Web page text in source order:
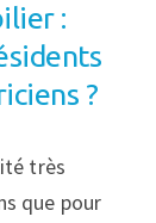
:
?
très
que pour